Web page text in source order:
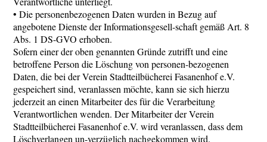
• Die personenbezogenen Daten wurden in Bezug auf
angebotene Dienste der Informationsgesell-schaft gemäß Art. 8
Abs. 1 DS-GVO erhoben.
Sofern einer der oben genannten Gründe zutrifft und eine
betroffene Person die Löschung von personen-bezogenen
Daten, die bei der Verein Stadtteilbücherei Fasanenhof e.V.
gespeichert sind, veranlassen möchte, kann sie sich hierzu
jederzeit an einen Mitarbeiter des für die Verarbeitung
Verantwortlichen wenden. Der Mitarbeiter der Verein
Stadtteilbücherei Fasanenhof e.V. wird veranlassen, dass dem
Löschverlangen un-verzüglich nachgekommen wird.